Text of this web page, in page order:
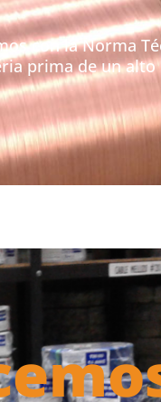
con la Norma
prima de un alto